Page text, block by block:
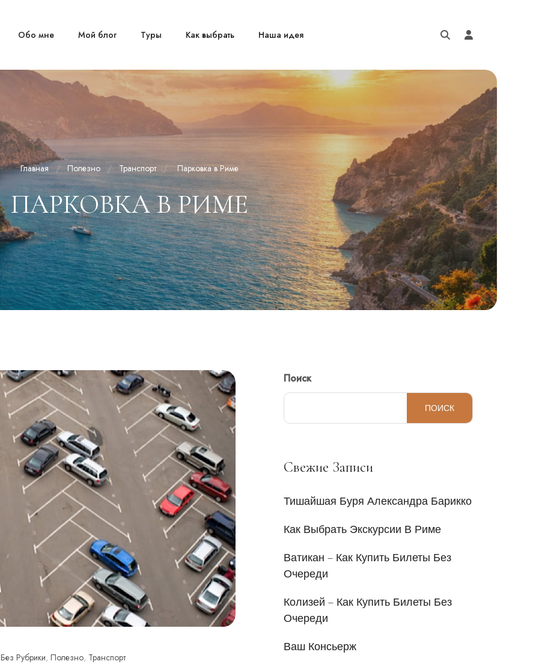
Обо мне Мой блог Туры Как выбрать Наша идея
Главная Полезно Транспорт Парковка в Риме
ПАРКОВКА В РИМЕ
Без Рубрики, Полезно, Транспорт
Поиск
ПОИСК
Свежие Записи
Тишайшая Буря Александра Барикко
Как Выбрать Экскурсии В Риме
Ватикан – Как Купить Билеты Без
Очереди
Колизей – Как Купить Билеты Без
Очереди
Ваш Консьерж